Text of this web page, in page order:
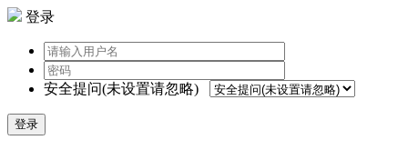
登录
安全提问(未设置请忽略)
登录